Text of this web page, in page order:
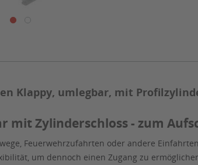
Klappy, umlegbar, mit
mit Zylinderschloss - zum
Feuerwehrzufahrten oder andere
um dennoch einen Zugang zu